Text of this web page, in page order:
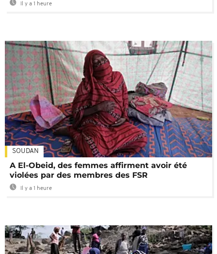
Il y a 1 heure
SOUDAN
A El-Obeid, des femmes affirment avoir été
violées par des membres des FSR
Il y a 1 heure